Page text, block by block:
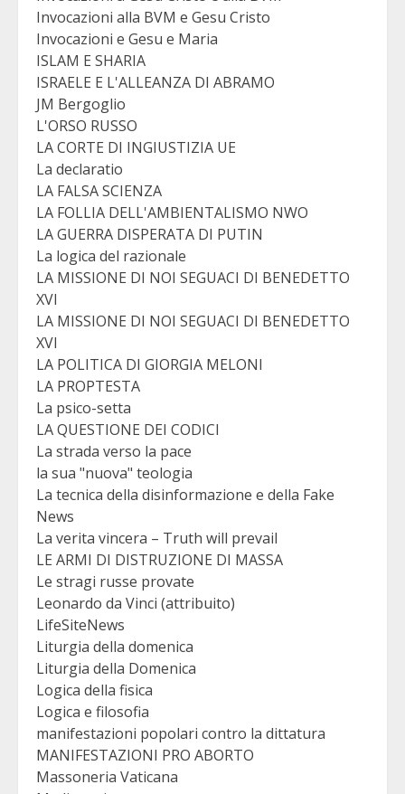
Invocazioni alla BVM e Gesu Cristo
Invocazioni e Gesu e Maria
ISLAM E SHARIA
ISRAELE E L'ALLEANZA DI ABRAMO
JM Bergoglio
L'ORSO RUSSO
LA CORTE DI INGIUSTIZIA UE
La declaratio
LA FALSA SCIENZA
LA FOLLIA DELL'AMBIENTALISMO NWO
LA GUERRA DISPERATA DI PUTIN
La logica del razionale
LA MISSIONE DI NOI SEGUACI DI BENEDETTO
XVI
LA MISSIONE DI NOI SEGUACI DI BENEDETTO
XVI
LA POLITICA DI GIORGIA MELONI
LA PROPTESTA
La psico-setta
LA QUESTIONE DEI CODICI
La strada verso la pace
la sua "nuova" teologia
La tecnica della disinformazione e della Fake
News
La verita vincera – Truth will prevail
LE ARMI DI DISTRUZIONE DI MASSA
Le stragi russe provate
Leonardo da Vinci (attribuito)
LifeSiteNews
Liturgia della domenica
Liturgia della Domenica
Logica della fisica
Logica e filosofia
manifestazioni popolari contro la dittatura
MANIFESTAZIONI PRO ABORTO
Massoneria Vaticana